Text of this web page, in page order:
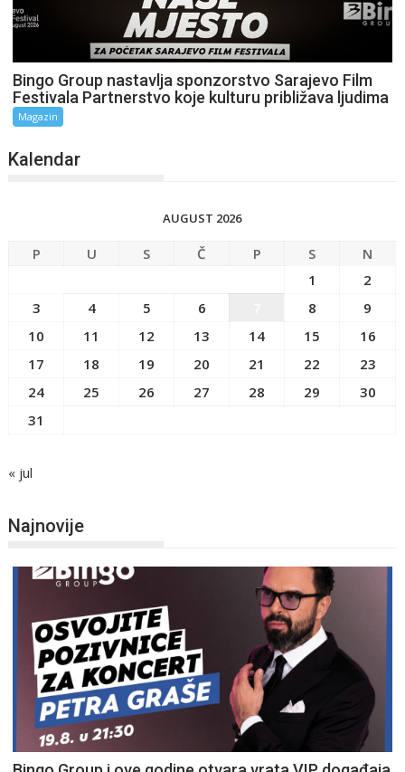
Bingo Group nastavlja sponzorstvo Sarajevo Film
Festivala Partnerstvo koje kulturu približava ljudima
Magazin
Kalendar
AUGUST 2026
P U S Č P S
N
1
2
3
4 5 6 8
9
10
11 12 13 14 15
16
17
18 19 20 21 22
23
24
25 26 27 28 29
30
31
« jul
Najnovije